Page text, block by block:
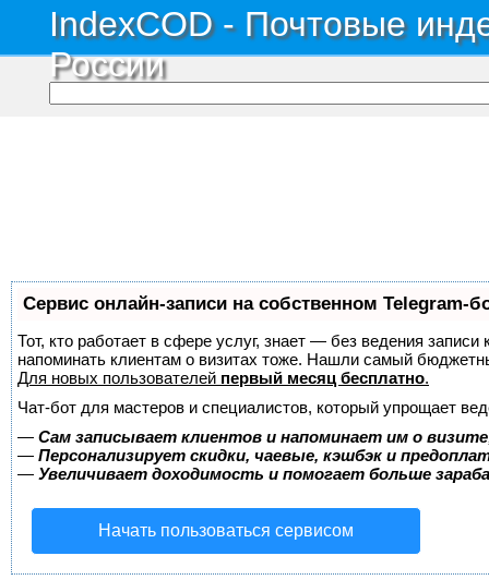
IndexCOD - Почтовые
России
Сервис онлайн-записи на собственном Telegram-
Тот, кто работает в сфере услуг, знает — без ведения
напоминать клиентам о визитах тоже. Нашли самый
Для новых пользователей первый месяц бесплатно.
Чат-бот для мастеров и специалистов, который упрощает
— Сам записывает клиентов и напоминает им о
— Персонализирует скидки, чаевые, кэшбэк и
— Увеличивает доходимость и помогает больше
Начать пользоваться сервисом